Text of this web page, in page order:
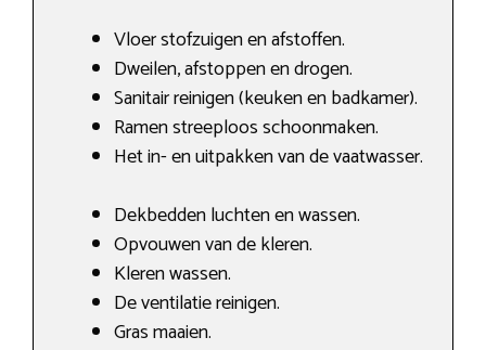
Vloer stofzuigen en afstoffen.
Dweilen, afstoppen en drogen.
Sanitair reinigen (keuken en badkamer).
Ramen streeploos schoonmaken.
Het in- en uitpakken van de vaatwasser.
Dekbedden luchten en wassen.
Opvouwen van de kleren.
Kleren wassen.
De ventilatie reinigen.
Gras maaien.